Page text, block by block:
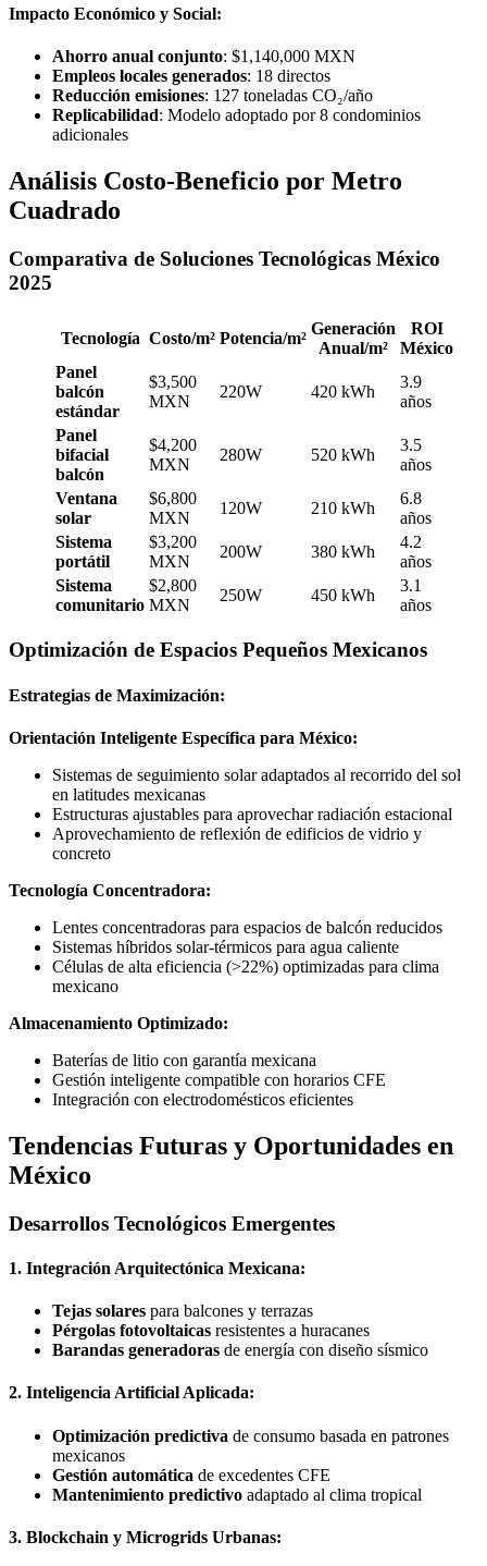
Impacto Económico y Social:
Ahorro anual conjunto: $1,140,000 MXN
Empleos locales generados: 18 directos
Reducción emisiones: 127 toneladas CO₂/año
Replicabilidad: Modelo adoptado por 8 condominios
adicionales
Análisis Costo-Beneficio por Metro
Cuadrado
Comparativa de Soluciones Tecnológicas México
2025
Tecnología Costo/m² Potencia/m²
Generación
Anual/m²
ROI
México
Panel
balcón
estándar
$3,500
MXN
220W 420 kWh
3.9
años
Panel
bifacial
balcón
$4,200
MXN
280W 520 kWh
3.5
años
Ventana
solar
$6,800
MXN
120W 210 kWh
6.8
años
Sistema
portátil
$3,200
MXN
200W 380 kWh
4.2
años
Sistema
comunitario
$2,800
MXN
250W 450 kWh
3.1
años
Optimización de Espacios Pequeños Mexicanos
Estrategias de Maximización:
Orientación Inteligente Específica para México:
Sistemas de seguimiento solar adaptados al recorrido del sol
en latitudes mexicanas
Estructuras ajustables para aprovechar radiación estacional
Aprovechamiento de reflexión de edificios de vidrio y
concreto
Tecnología Concentradora:
Lentes concentradoras para espacios de balcón reducidos
Sistemas híbridos solar-térmicos para agua caliente
Células de alta eficiencia (>22%) optimizadas para clima
mexicano
Almacenamiento Optimizado:
Baterías de litio con garantía mexicana
Gestión inteligente compatible con horarios CFE
Integración con electrodomésticos eficientes
Tendencias Futuras y Oportunidades en
México
Desarrollos Tecnológicos Emergentes
1. Integración Arquitectónica Mexicana:
Tejas solares para balcones y terrazas
Pérgolas fotovoltaicas resistentes a huracanes
Barandas generadoras de energía con diseño sísmico
2. Inteligencia Artificial Aplicada:
Optimización predictiva de consumo basada en patrones
mexicanos
Gestión automática de excedentes CFE
Mantenimiento predictivo adaptado al clima tropical
3. Blockchain y Microgrids Urbanas: